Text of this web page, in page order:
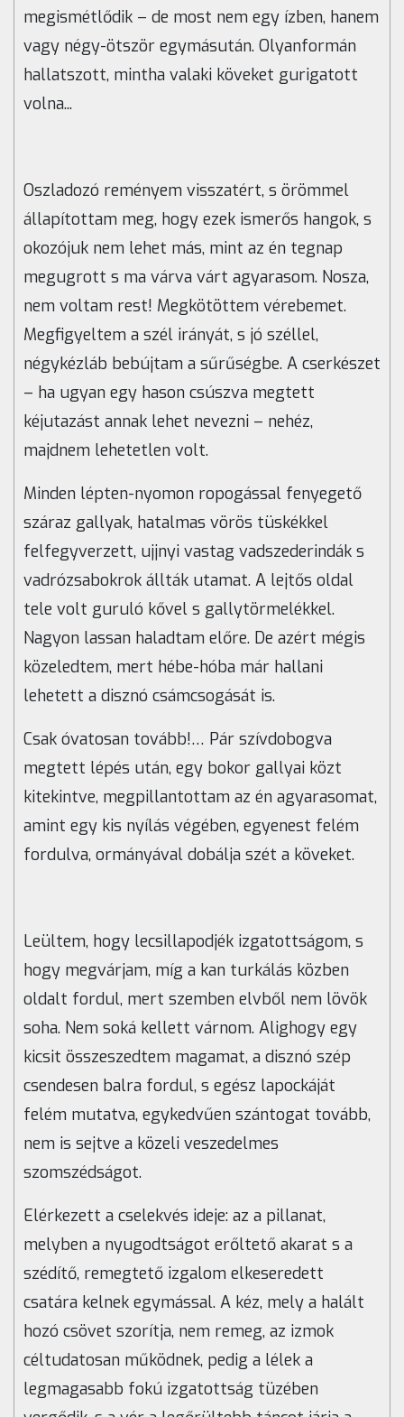
megismétlődik – de most nem egy ízben, hanem
vagy négy-ötször egymásután. Olyanformán
hallatszott, mintha valaki köveket gurigatott
volna...
Oszladozó reményem visszatért, s örömmel
állapítottam meg, hogy ezek ismerős hangok, s
okozójuk nem lehet más, mint az én tegnap
megugrott s ma várva várt agyarasom. Nosza,
nem voltam rest! Megkötöttem vérebemet.
Megfigyeltem a szél irányát, s jó széllel,
négykézláb bebújtam a sűrűségbe. A cserkészet
– ha ugyan egy hason csúszva megtett
kéjutazást annak lehet nevezni – nehéz,
majdnem lehetetlen volt.
Minden lépten-nyomon ropogással fenyegető
száraz gallyak, hatalmas vörös tüskékkel
felfegyverzett, ujjnyi vastag vadszederindák s
vadrózsabokrok állták utamat. A lejtős oldal
tele volt guruló kővel s gallytörmelékkel.
Nagyon lassan haladtam előre. De azért mégis
közeledtem, mert hébe-hóba már hallani
lehetett a disznó csámcsogását is.
Csak óvatosan tovább!… Pár szívdobogva
megtett lépés után, egy bokor gallyai közt
kitekintve, megpillantottam az én agyarasomat,
amint egy kis nyílás végében, egyenest felém
fordulva, ormányával dobálja szét a köveket.
Leültem, hogy lecsillapodjék izgatottságom, s
hogy megvárjam, míg a kan turkálás közben
oldalt fordul, mert szemben elvből nem lövök
soha. Nem soká kellett várnom. Alighogy egy
kicsit összeszedtem magamat, a disznó szép
csendesen balra fordul, s egész lapockáját
felém mutatva, egykedvűen szántogat tovább,
nem is sejtve a közeli veszedelmes
szomszédságot.
Elérkezett a cselekvés ideje: az a pillanat,
melyben a nyugodtságot erőltető akarat s a
szédítő, remegtető izgalom elkeseredett
csatára kelnek egymással. A kéz, mely a halált
hozó csövet szorítja, nem remeg, az izmok
céltudatosan működnek, pedig a lélek a
legmagasabb fokú izgatottság tüzében